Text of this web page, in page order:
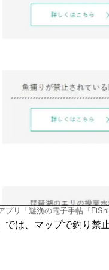
プリ「遊漁の電子手帖『
は、マップで釣り